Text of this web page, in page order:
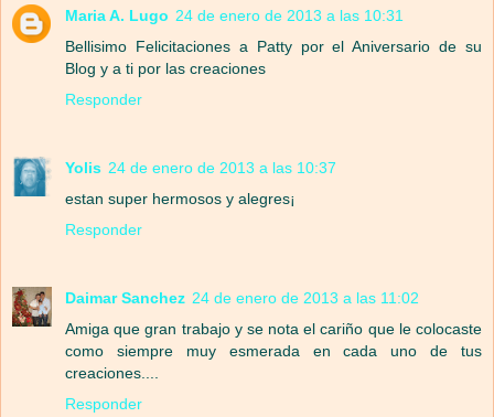
Maria A. Lugo 24 de enero de 2013 a las 10:31
Bellisimo Felicitaciones a Patty por el Aniversario de su
Blog y a ti por las creaciones
Responder
Yolis 24 de enero de 2013 a las 10:37
estan super hermosos y alegres¡
Responder
Daimar Sanchez 24 de enero de 2013 a las 11:02
Amiga que gran trabajo y se nota el cariño que le colocaste
como siempre muy esmerada en cada uno de tus
creaciones....
Responder